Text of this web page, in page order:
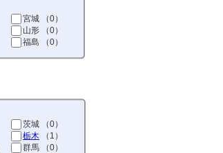
宮城 （0）
山形 （0）
福島 （0）
茨城 （0）
栃木 （1）
群馬 （0）